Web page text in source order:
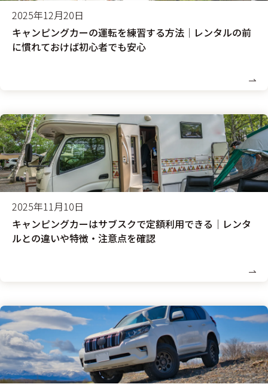
2025年12月20日
キャンピングカーの運転を練習する方法│レンタルの前
に慣れておけば初心者でも安心
2025年11月10日
キャンピングカーはサブスクで定額利用できる│レンタ
ルとの違いや特徴・注意点を確認